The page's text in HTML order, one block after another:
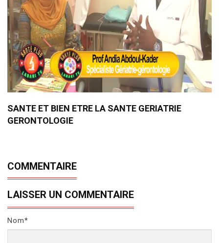
SANTE ET BIEN ETRE LA SANTE GERIATRIE
GERONTOLOGIE
COMMENTAIRE
LAISSER UN COMMENTAIRE
Nom*